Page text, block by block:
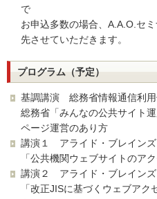
で
お申込多数の場合、A.A.O.セ
先させていただきます。
プログラム（予定）
基調講演 総務省情報通信利
総務省「みんなの公共サイト
ページ運営のあり方
講演１ アライド・ブレインズ
「公共機関ウェブサイトのア
講演２ アライド・ブレインズ
「改正JISに基づくウェブア